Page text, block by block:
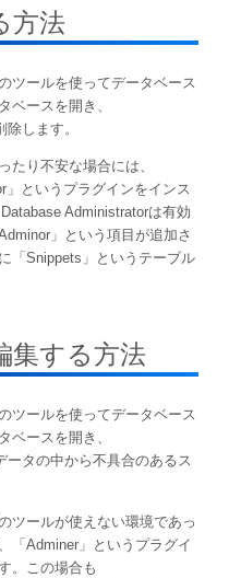
方法
ツールを使ってデータベース
ベースを開き、
します。
たり不安な場合には、
」というプラグインをインス
Administratorは有効
」という項目が追加さ
「Snippets」というテーブル
集する方法
ツールを使ってデータベース
ベースを開き、
ータの中から不具合のあるス
ツールが使えない環境であっ
「Adminer」というプラグイ
。この場合も